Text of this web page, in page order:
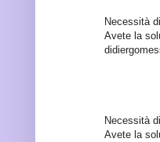
Necessità
Avete la
Necessità
Avete la